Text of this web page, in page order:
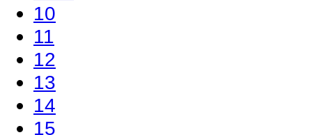
10
11
12
13
14
15